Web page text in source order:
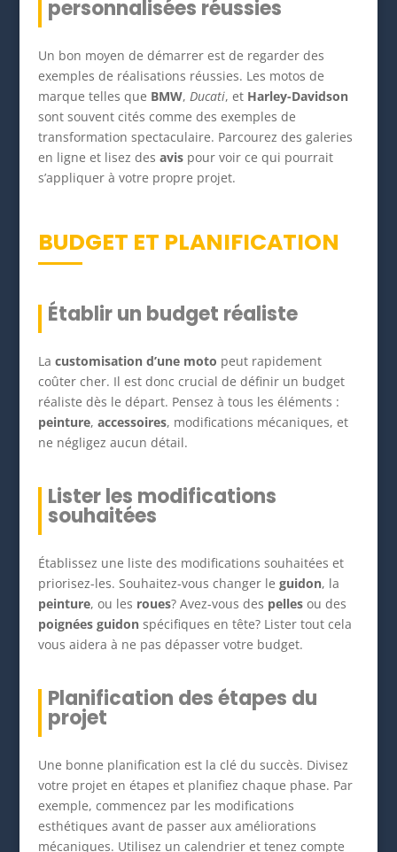
personnalisées réussies
Un bon moyen de démarrer est de regarder des
exemples de réalisations réussies. Les motos de
marque telles que BMW, Ducati, et Harley-Davidson
sont souvent cités comme des exemples de
transformation spectaculaire. Parcourez des galeries
en ligne et lisez des avispour voir ce qui pourrait
s’appliquer à votre propre projet.
BUDGET ET PLANIFICATION
Établir un budget réaliste
La customisation d’une moto peut rapidement
coûter cher. Il est donc crucial de définir un budget
réaliste dès le départ. Pensez à tous les éléments :
peinture, accessoires, modifications mécaniques, et
ne négligez aucun détail.
Lister les modifications
souhaitées
Établissez une liste des modifications souhaitées et
priorisez-les. Souhaitez-vous changer le guidon, la
peinture, ou les roues? Avez-vous des pellesou des
poignées guidonspécifiques en tête? Lister tout cela
vous aidera à ne pas dépasser votre budget.
Planification des étapes du
projet
Une bonne planification est la clé du succès. Divisez
votre projet en étapes et planifiez chaque phase. Par
exemple, commencez par les modifications
esthétiques avant de passer aux améliorations
mécaniques. Utilisez un calendrier et tenez compte